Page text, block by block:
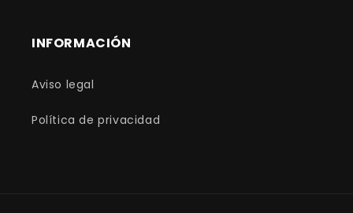
INFORMACIÓN
Aviso legal
Política de privacidad